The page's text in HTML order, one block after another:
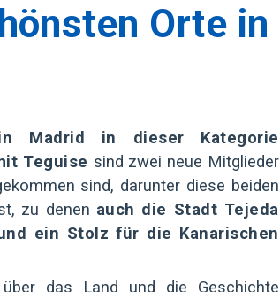
Orte in
Madrid in dieser Kategorie
Teguise sind zwei neue Mitglieder
sind, darunter diese beiden
zu denen auch die Stadt Tejeda
ein Stolz für die Kanarischen
das Land und die Geschichte